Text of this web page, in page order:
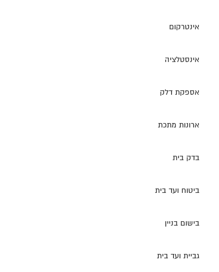
אינטרקום
אינסטלציה
אספקת דלק
ארונות מתכת
בדק בית
ביטוח ועד בית
בישום בניין
גביית ועד בית